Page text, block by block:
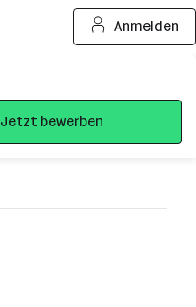
Anmelden
Jetzt bewerben